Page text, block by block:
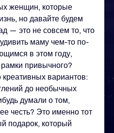
женщин, которые
но давайте будем
— это не совсем то, что
маму чем-то по-
в этом году,
привычного?
вариантов:
до необычных
думали о том,
честь? Это именно тот
подарок, который